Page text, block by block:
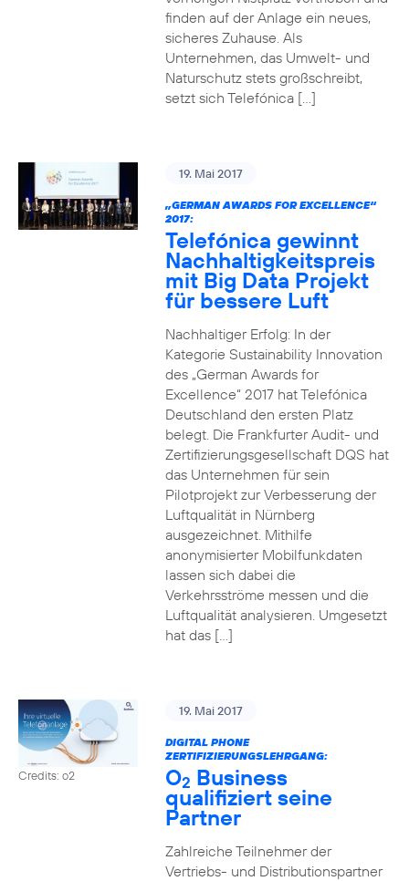
finden auf der Anlage ein neues,
sicheres Zuhause. Als
Unternehmen, das Umwelt- und
Naturschutz stets großschreibt,
setzt sich Telefónica […]
19. Mai 2017
„GERMAN AWARDS FOR EXCELLENCE“
2017:
Telefónica gewinnt
Nachhaltigkeitspreis
mit Big Data Projekt
für bessere Luft
Nachhaltiger Erfolg: In der
Kategorie Sustainability Innovation
des „German Awards for
Excellence“ 2017 hat Telefónica
Deutschland den ersten Platz
belegt. Die Frankfurter Audit- und
Zertifizierungsgesellschaft DQS hat
das Unternehmen für sein
Pilotprojekt zur Verbesserung der
Luftqualität in Nürnberg
ausgezeichnet. Mithilfe
anonymisierter Mobilfunkdaten
lassen sich dabei die
Verkehrsströme messen und die
Luftqualität analysieren. Umgesetzt
hat das […]
Credits: o2
19. Mai 2017
DIGITAL PHONE
ZERTIFIZIERUNGSLEHRGANG:
O2 Business
qualifiziert seine
Partner
Zahlreiche Teilnehmer der
Vertriebs- und Distributionspartner